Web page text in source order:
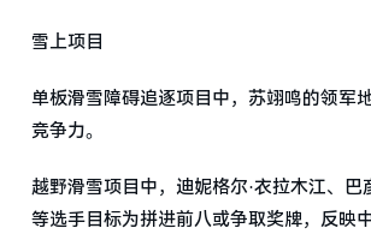
雪上项目
单板滑雪障碍追逐项目中，苏翊鸣的领军
竞争力。
越野滑雪项目中，迪妮格尔·衣拉木江、巴
等选手目标为拼进前八或争取奖牌，反映